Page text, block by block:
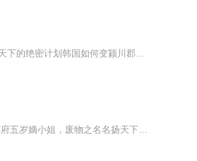
【内容简介】嬴政成为秦王的坎坷之路秦国的强胜秘诀嫪毐和吕不韦为何被杀统一天下的绝密计划韩国如何变颍川郡赵国被灭的最大因素秦国如何逼降魏国轻取燕国的方法等内容。
以天下为聘，娶你为后，霸宠一世。内容简介 佣兵之王重生成被流放在旁系的将军府五岁嫡小姐，废物之名名扬天下。强大灵魂入住完美身体，她强势归来，惩恶奴，斗恶母，归还一切屈辱。初见，她从天而降，落入他的温泉之中，四目相对，她吹了吹口哨，“身材...